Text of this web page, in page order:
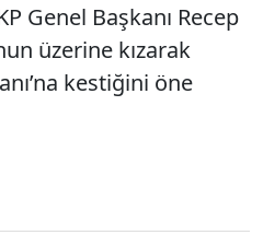
Genel Başkanı Recep
üzerine kızarak
kestiğini öne